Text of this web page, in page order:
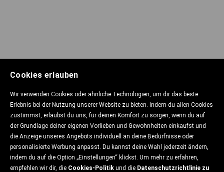
Cookies erlauben
Wir verwenden Cookies oder ähnliche Technologien, um dir das beste
Erlebnis bei der Nutzung unserer Website zu bieten. Indem du allen Cookies
zustimmst, erlaubst du uns, für deinen Komfort zu sorgen, wenn du auf
der Grundlage deiner eigenen Vorlieben und Gewohnheiten einkaufst und
die Anzeige unseres Angebots individuell an deine Bedürfnisse oder
personalisierte Werbung anpasst. Du kannst deine Wahl jederzeit ändern,
indem du auf die Option „Einstellungen“ klickst. Um mehr zu erfahren,
empfehlen wir dir, die Cookies-Politik und die Datenschutzrichtlinie zu